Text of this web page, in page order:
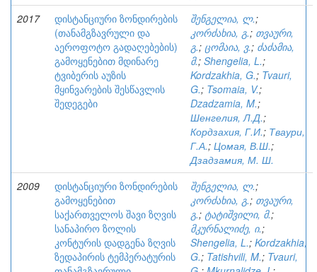
2017
დისტანციური ზონდირების
(თანამგზავრული და
აეროფოტო გადაღებების)
გამოყენებით მდინარე
ტვიბერის აუზის
მყინვარების შესწავლის
შედეგები
შენგელია, ლ.;
კორძახია, გ.; თვაური,
გ.; ცომაია, ვ.; ძაძამია,
მ.; Shengelia, L.;
Kordzakhia, G.; Tvauri,
G.; Tsomaia, V.;
Dzadzamia, M.;
Шенгелия, Л.Д.;
Кордзахия, Г.И.; Тваури,
Г.А.; Цомая, В.Ш.;
Дзадзамия, М. Ш.
2009
დისტანციური ზონდირების
გამოყენებით
საქართველოს შავი ზღვის
სანაპირო ზოლის
კონტურის დადგენა ზღვის
ზედაპირის ტემპერატურის
შენგელია, ლ.;
კორძახია, გ.; თვაური,
გ.; ტატიშვილი, მ.;
მკურნალიძე, ი.;
Shengelia, L.; Kordzakhia,
G.; Tatishvili, M.; Tvauri,